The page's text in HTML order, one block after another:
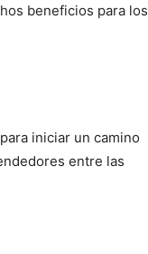
beneficios para los
iniciar un camino
entre las